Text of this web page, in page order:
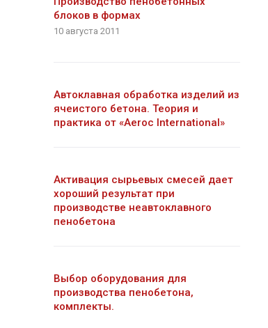
блоков в формах
10 августа 2011
Автоклавная обработка изделий из
ячеистого бетона. Теория и
практика от «Aeroc International»
Активация сырьевых смесей дает
хороший результат при
производстве неавтоклавного
пенобетона
Выбор оборудования для
производства пенобетона,
комплекты.